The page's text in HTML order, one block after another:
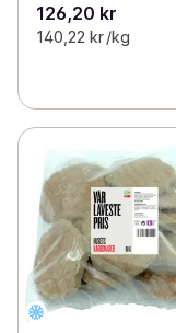
126,20 kr
140,22 kr /kg